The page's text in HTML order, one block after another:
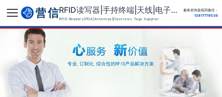
RFID读写器|手持终端|天线|电子标签供应商
RFID Readers|PDA|Antennas|Electronic Tags Supplier
服务咨询直线同微信：
13817779536